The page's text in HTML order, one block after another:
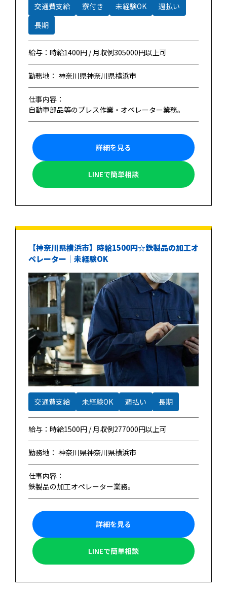
交通費支給 寮付き 未経験OK
週払い
長期
給与：時給1400円 / 月収例305000円以上可
勤務地： 神奈川県神奈川県横浜市
仕事内容：
自動車部品等のプレス作業・オペレーター業務。
詳細を見る
LINEで簡単相談
【神奈川県横浜市】時給1500円☆鉄製品の加工オ
ペレーター｜未経験OK
交通費支給 未経験OK 週払い 長期
給与：時給1500円 / 月収例277000円以上可
勤務地： 神奈川県神奈川県横浜市
仕事内容：
鉄製品の加工オペレーター業務。
詳細を見る
LINEで簡単相談